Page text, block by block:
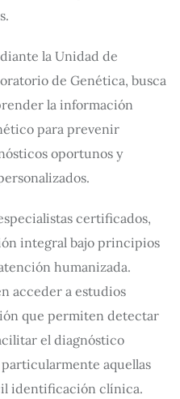
la Unidad de
de Genética, busca
la información
para prevenir
oportunos y
certificados,
integral bajo principios
humanizada.
acceder a estudios
que permiten detectar
el diagnóstico
aquellas
identificación clínica.